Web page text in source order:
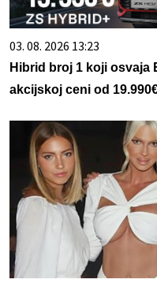
03. 08. 2026 13:23
Hibrid broj 1 koji osvaja
akcijskoj ceni od